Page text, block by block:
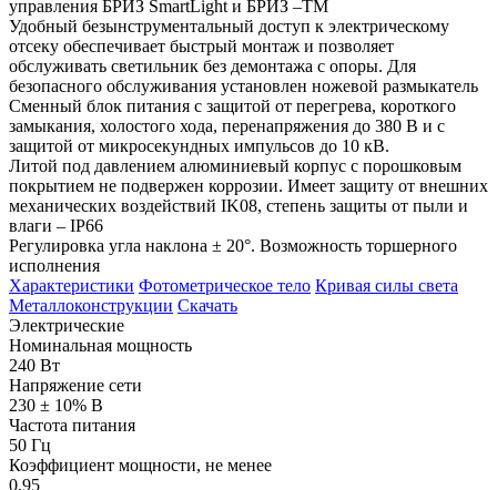
управления БРИЗ SmartLight и БРИЗ –ТМ
Удобный безынструментальный доступ к электрическому
отсеку обеспечивает быстрый монтаж и позволяет
обслуживать светильник без демонтажа с опоры. Для
безопасного обслуживания установлен ножевой размыкатель
Сменный блок питания с защитой от перегрева, короткого
замыкания, холостого хода, перенапряжения до 380 В и с
защитой от микросекундных импульсов до 10 кВ.
Литой под давлением алюминиевый корпус с порошковым
покрытием не подвержен коррозии. Имеет защиту от внешних
механических воздействий IK08, степень защиты от пыли и
влаги – IP66
Регулировка угла наклона ± 20°. Возможность торшерного
исполнения
Характеристики Фотометрическое тело Кривая силы света
Металлоконструкции Скачать
Электрические
Номинальная мощность
240 Вт
Напряжение сети
230 ± 10% В
Частота питания
50 Гц
Коэффициент мощности, не менее
0,95